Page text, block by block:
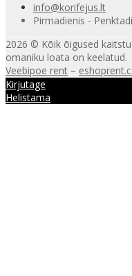
info@korifejus.lt
Pirmadienis -
2026 © Kõik õigused
omaniku loata on keelatud.
Veebipoe rent –
Kirjutage
Helistama